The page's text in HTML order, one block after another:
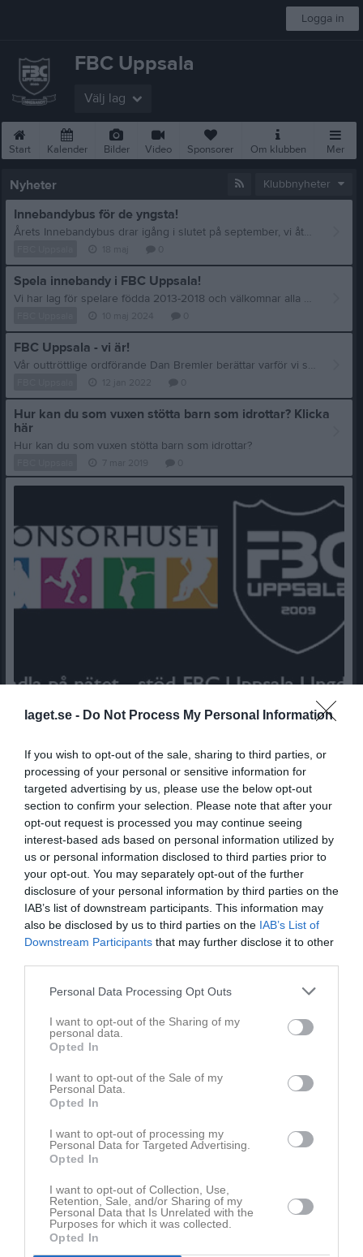
laget.se - Do Not Process My Personal Information
If you wish to opt-out of the sale, sharing to third parties, or
processing of your personal or sensitive information for
targeted advertising by us, please use the below opt-out
section to confirm your selection. Please note that after your
opt-out request is processed you may continue seeing
interest-based ads based on personal information utilized by
us or personal information disclosed to third parties prior to
your opt-out. You may separately opt-out of the further
disclosure of your personal information by third parties on the
IAB’s list of downstream participants. This information may
also be disclosed by us to third parties on the IAB’s List of
Downstream Participants that may further disclose it to other
Personal Data Processing Opt Outs
I want to opt-out of the Sharing of my
personal data.
Opted In
I want to opt-out of the Sale of my
Personal Data.
Opted In
I want to opt-out of processing my
Personal Data for Targeted Advertising.
Opted In
I want to opt-out of Collection, Use,
Retention, Sale, and/or Sharing of my
Personal Data that Is Unrelated with the
Purposes for which it was collected.
Opted In
Logga in
FBC Uppsala
Välj lag
Start Kalender Bilder Video Sponsorer Om klubben Mer
Nyheter Klubbnyheter
Innebandybus för de yngsta!
Årets Innebandybus drar igång i slutet på september, vi återkommer med exakt datum. Buset riktar sig primärt till barn födda 2020/2021, men alla är välkomna att prova sig fram. Vi har lag för barn i åldersspannet 2013-2019 som alla välkomnar fler kamrater! Ni kan läsa mer om FBC Uppsala och dess lag på www.fbcuppsala.se . Innebandybusare skall vara klädda för inomhusidrott och ha gymnmastikskor på fötterna (ej svart sula). Skor är ett måste för att minimera skaderisken. Ta gärna med fylld vattenflaska, då vi tar regelbundna drickapauser. Klubba och skyddsglasögon (obligatoriskt för barn upp till 16 år) finns att låna på plats för den som behöver. Viktigt att ni som föräldrar/vårdandshavare har med och på er gymnastikskor för innebruk, då vi ser att ni är de som leder Innebandybuset. Det kommer finnas personer på plats från föreningen för att stötta er och komma med förslag och idéer på lekar och övningar. FBC Uppsala står för lokal och lånar ut utrustning, ni står för busandet. Ni kan följa Innebandybus med kalender och mer information inklusive kontaktinfo på deras egen hemsida på laget.se Självklart är Innebandybus hos FBC Uppsala kostnadsfritt! Vi ses!
Spela innebandy i FBC Uppsala!
Vi har lag för spelare födda 2013-2018 och välkomnar alla som vill umgås, ha kul och spela innebandy med likasinnade! FBC Uppsala har som huvudprincip att alla ska få samma chans, och när det gäller innebandy erbjuder vi alla som vill spela - eller bara prova på - chansen. Kontakta gärna föreningen om du vill veta mer!
FBC Uppsala - vi är!
Vår outtröttlige ordförande Dan Bremler berättar varför vi som förening finns till: https://www.youtube.com/watch?v=1Bda7rirfOw
Hur kan du som vuxen stötta barn som idrottar? Klicka
här
Hur kan du som vuxen stötta barn som idrottar?
Var med och stöd FBC Uppsala med dina köp på nätet. Sponsorhuset har betalat ut lite mer en 34 miljoner till anslutna föreningar hittills i år. Du och FBC Uppsala får pengar tillbaka när du handlar. Sponsorhuset har över 600 nätbutiker du kan välja på. Handla Smart och var med och stöd FBC Uppsala Ungdom med en enkelt klick. Anmäl dig på: https://www.sponsorhuset. se/fbcu/bli-medlem eller klicka på SPONSORHUSETS logga till höger så kommer du direkt till deras hemsida och anmäl dig som medlem. Tack på förhand att du stödjer FBC Uppsala
FBC Uppsala 7 jul 2017 0
Senast uppladdade video
Ingen video uppladdad
Senast uppdaterade album
34 bilder